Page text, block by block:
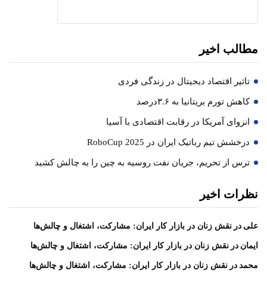
مطالب اخیر
تاثیر اقتصاد دیجیتال در زندگی فردی
کاهش تورم بریتانیا به ۳.۶درصد
انزوای آمریکا در رقابت اقتصادی با آسیا
درخشش تیم رباتیک ایران در RoboCup 2025
ترس از تحریم، جریان نفت روسیه به چین را به چالش کشید
نظرات اخیر
علی در نقش زنان در بازار کار ایران: مشارکت، اشتغال و چالش‌ها
ایمان در نقش زنان در بازار کار ایران: مشارکت، اشتغال و چالش‌ها
محمد در نقش زنان در بازار کار ایران: مشارکت، اشتغال و چالش‌ها